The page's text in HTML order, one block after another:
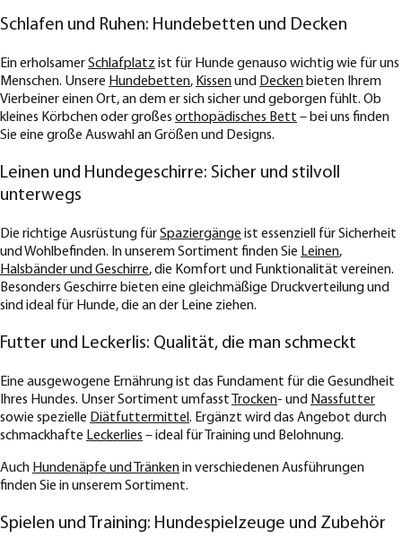
Schlafen und Ruhen: Hundebetten und Decken
Ein erholsamerSchlafplatz ist für Hunde genauso wichtig wie für uns
Menschen. Unsere Hundebetten, Kissenund Decken bieten Ihrem
Vierbeiner einen Ort, an dem er sich sicher und geborgen fühlt. Ob
kleines Körbchen oder großes orthopädisches Bett – bei uns finden
Sie eine große Auswahl an Größen und Designs.
Leinen und Hundegeschirre: Sicher und stilvoll
unterwegs
Die richtige Ausrüstung fürSpaziergänge ist essenziell für Sicherheit
und Wohlbefinden. In unserem Sortiment finden Sie Leinen,
Halsbänder und Geschirre, die Komfort und Funktionalität vereinen.
Besonders Geschirre bieten eine gleichmäßige Druckverteilung und
sind ideal für Hunde, die an der Leine ziehen.
Futter und Leckerlis: Qualität, die man schmeckt
Eine ausgewogene Ernährung ist das Fundament für die Gesundheit
Ihres Hundes. Unser Sortiment umfasst
Trocken- und Nassfutter
sowie spezielle Diätfuttermittel . Ergänzt wird das Angebot durch
schmackhafte Leckerlies – ideal für Training und Belohnung.
Auch Hundenäpfe und Tränkenin verschiedenen Ausführungen
finden Sie in unserem Sortiment.
Spielen und Training: Hundespielzeuge und Zubehör